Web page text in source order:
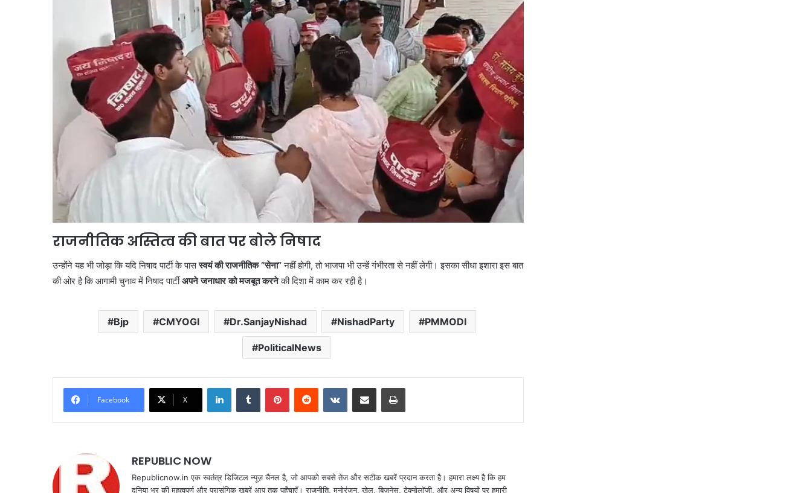
राजनीतिक अस्तित्व की बात पर बोले निषाद
उन्होंने यह भी जोड़ा कि यदि निषाद पार्टी के पासस्वयं की राजनीतिक “सेना”नहीं होगी, तो भाजपा भी उन्हें गंभीरता से नहीं लेगी। इसका सीधा इशारा इस बात
की ओर है कि आगामी चुनाव में निषाद पार्टीअपने जनाधार को मजबूत करनेकी दिशा में काम कर रही है।
Bjp CMYOGI Dr.SanjayNishad NishadParty PMMODI
PoliticalNews
Facebook X
LinkedInTumblr PinterestReddit VKontakteShare via Email Print
REPUBLIC NOW
Republicnow.in एक स्वतंत्र डिजिटल न्यूज़ चैनल है, जो आपको सबसे तेज और सटीक खबरें प्रदान करता है। हमारा लक्ष्य है कि हम
दुनिया भर की महत्वपूर्ण और प्रासंगिक खबरें आप तक पहुँचाएँ। राजनीति, मनोरंजन, खेल, बिज़नेस, टेक्नोलॉजी, और अन्य विषयों पर हमारी